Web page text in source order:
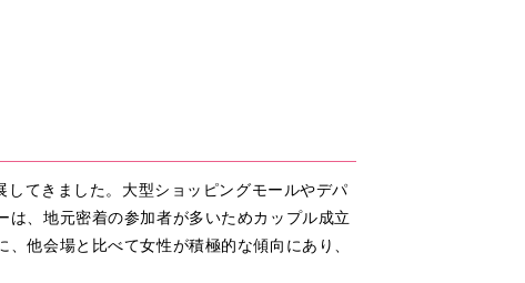
してきました。大型ショッピングモールやデパ
、地元密着の参加者が多いためカップル成立
他会場と比べて女性が積極的な傾向にあり、